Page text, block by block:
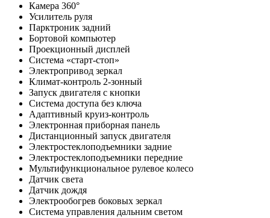
Камера 360°
Усилитель руля
Парктроник задний
Бортовой компьютер
Проекционный дисплей
Система «старт-стоп»
Электропривод зеркал
Климат-контроль 2-зонный
Запуск двигателя с кнопки
Система доступа без ключа
Адаптивный круиз-контроль
Электронная приборная панель
Дистанционный запуск двигателя
Электростеклоподъемники задние
Электростеклоподъемники передние
Мультифункциональное рулевое колесо
Датчик света
Датчик дождя
Электрообогрев боковых зеркал
Система управления дальним светом